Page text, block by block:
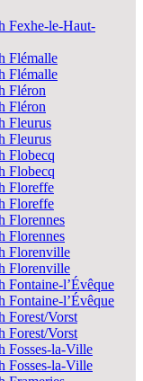
Fexhe-le-Haut-
Flémalle
Flémalle
Fléron
Fléron
Fleurus
Fleurus
Flobecq
Flobecq
Floreffe
Floreffe
Florennes
Florennes
Florenville
Florenville
Fontaine-l’Évêque
Fontaine-l’Évêque
Forest/Vorst
Forest/Vorst
Fosses-la-Ville
Fosses-la-Ville